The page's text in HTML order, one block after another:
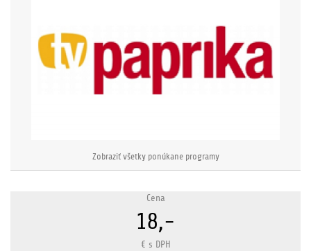
Zobraziť všetky ponúkane programy
Cena
18,-
€ s DPH